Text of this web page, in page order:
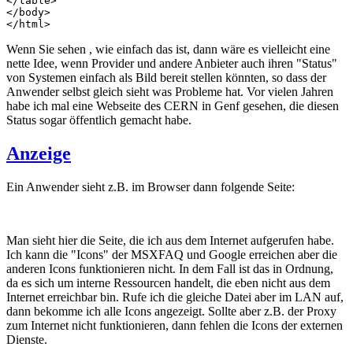
</body>
</html>
Wenn Sie sehen , wie einfach das ist, dann wäre es vielleicht eine
nette Idee, wenn Provider und andere Anbieter auch ihren "Status"
von Systemen einfach als Bild bereit stellen könnten, so dass der
Anwender selbst gleich sieht was Probleme hat. Vor vielen Jahren
habe ich mal eine Webseite des CERN in Genf gesehen, die diesen
Status sogar öffentlich gemacht habe.
Anzeige
Ein Anwender sieht z.B. im Browser dann folgende Seite:
Man sieht hier die Seite, die ich aus dem Internet aufgerufen habe.
Ich kann die "Icons" der MSXFAQ und Google erreichen aber die
anderen Icons funktionieren nicht. In dem Fall ist das in Ordnung,
da es sich um interne Ressourcen handelt, die eben nicht aus dem
Internet erreichbar bin. Rufe ich die gleiche Datei aber im LAN auf,
dann bekomme ich alle Icons angezeigt. Sollte aber z.B. der Proxy
zum Internet nicht funktionieren, dann fehlen die Icons der externen
Dienste.